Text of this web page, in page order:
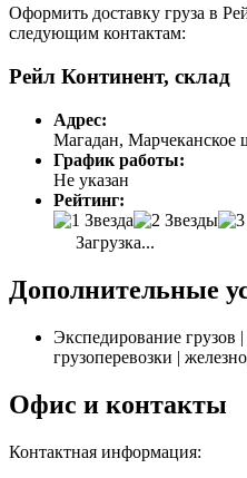
Оформить доставку груза в
следующим контактам:
Рейл Континент, склад
Адрес:
Магадан, Марчеканское
График работы:
Не указан
Рейтинг:
Загрузка...
Дополнительные
Экспедирование грузов
грузоперевозки |
Офис и контакты
Контактная информация: